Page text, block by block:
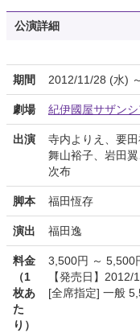
公演詳細
期間 2012/11/28 (水)
劇場 紀伊國屋サザン
出演
寺内よりえ、要
舞山裕子、岩田
次布
脚本 福田恆存
演出 福田逸
料金
（1
枚あ
た
り）
3,500円 ～ 5,500
【発売日】2012/
[全席指定] 一般